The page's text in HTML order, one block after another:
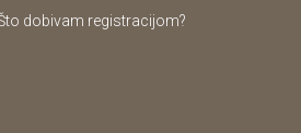
dobivam registracijom?